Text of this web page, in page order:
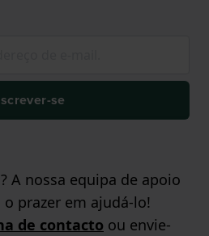
se
A nossa equipa de apoio
prazer em ajudá-lo!
de contacto ou envie-